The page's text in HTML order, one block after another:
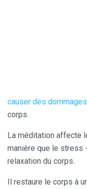
causer des
corps.
La méditation affecte
manière que le stress
relaxation du corps.
Il restaure le corps à